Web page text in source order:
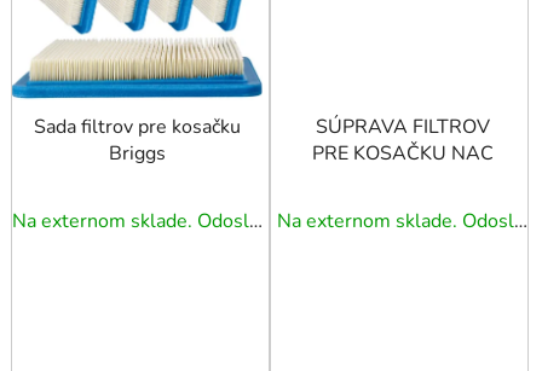
Sada filtrov pre kosačku
Briggs
Na externom sklade. Odoslanie 3 - 5 prac. dní.
SÚPRAVA FILTROV
PRE KOSAČKU NAC
Na externom sklade. Odoslanie 3 - 5 prac. dní.